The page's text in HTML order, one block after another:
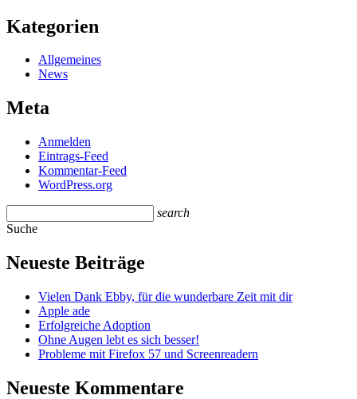
Kategorien
Allgemeines
News
Meta
Anmelden
Eintrags-Feed
Kommentar-Feed
WordPress.org
search
Suche
Neueste Beiträge
Vielen Dank Ebby, für die wunderbare Zeit mit dir
Apple ade
Erfolgreiche Adoption
Ohne Augen lebt es sich besser!
Probleme mit Firefox 57 und Screenreadern
Neueste Kommentare